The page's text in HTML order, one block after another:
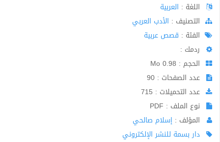
اللغة : العربية
اﻟﺘﺼﻨﻴﻒ : الأدب العربي
الفئة : قصص عربية
ردمك :
الحجم : 0.98 Mo
عدد الصفحات : 90
عدد التحميلات : 715
نوع الملف : PDF
المؤلف : إسلام صالحي
دار بسمة للنشر الإلكتروني